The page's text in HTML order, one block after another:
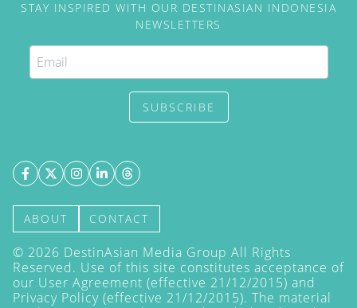
STAY INSPIRED WITH OUR DESTINASIAN INDONESIA
NEWSLETTERS
SUBSCRIBE
ABOUT CONTACT
© 2026 DestinAsian Media Group All Rights
Reserved. Use of this site constitutes acceptance of
our User Agreement (effective 21/12/2015) and
Privacy Policy (effective 21/12/2015). The material